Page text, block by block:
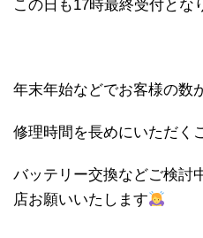
この日も17時最終受付とな
年末年始などでお客様の数
修理時間を長めにいただく
バッテリー交換などご検討
店お願いいたします